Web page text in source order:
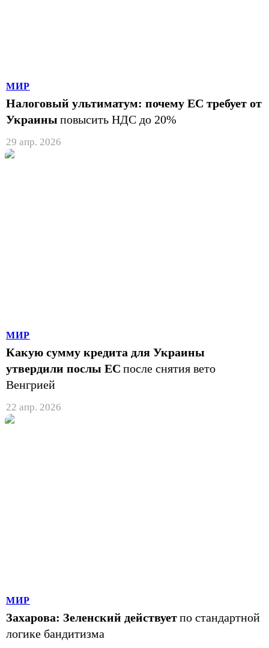
МИР
Налоговый ультиматум: почему ЕС требует от
Украины повысить НДС до 20%
29 апр. 2026
МИР
Какую сумму кредита для Украины
утвердили послы ЕС после снятия вето
Венгрией
22 апр. 2026
МИР
Захарова: Зеленский действуетпо стандартной
логике бандитизма